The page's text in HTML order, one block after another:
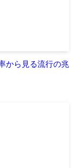
から見る流行の兆